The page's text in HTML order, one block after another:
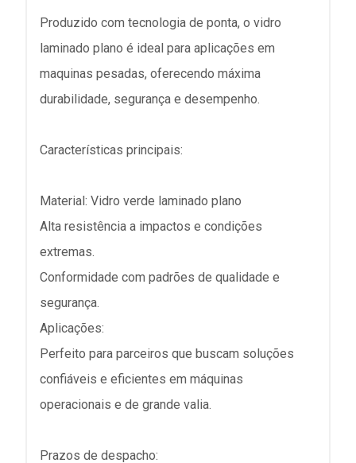
Produzido com tecnologia de ponta, o vidro
laminado plano é ideal para aplicações em
maquinas pesadas, oferecendo máxima
durabilidade, segurança e desempenho.
Características principais:
Material: Vidro verde laminado plano
Alta resistência a impactos e condições
extremas.
Conformidade com padrões de qualidade e
segurança.
Aplicações:
Perfeito para parceiros que buscam soluções
confiáveis e eficientes em máquinas
operacionais e de grande valia.
Prazos de despacho: